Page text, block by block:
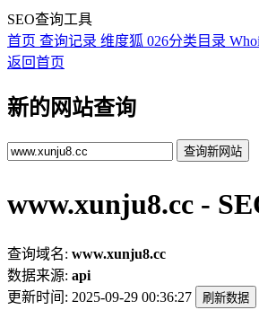
SEO查询工具
首页 查询记录 维度狐 026分类目录
返回首页
新的网站查询
查询新网站
www.xunju8.cc -
查询域名: www.xunju8.cc
数据来源: api
更新时间: 2025-09-29 00:36:27 刷新数据